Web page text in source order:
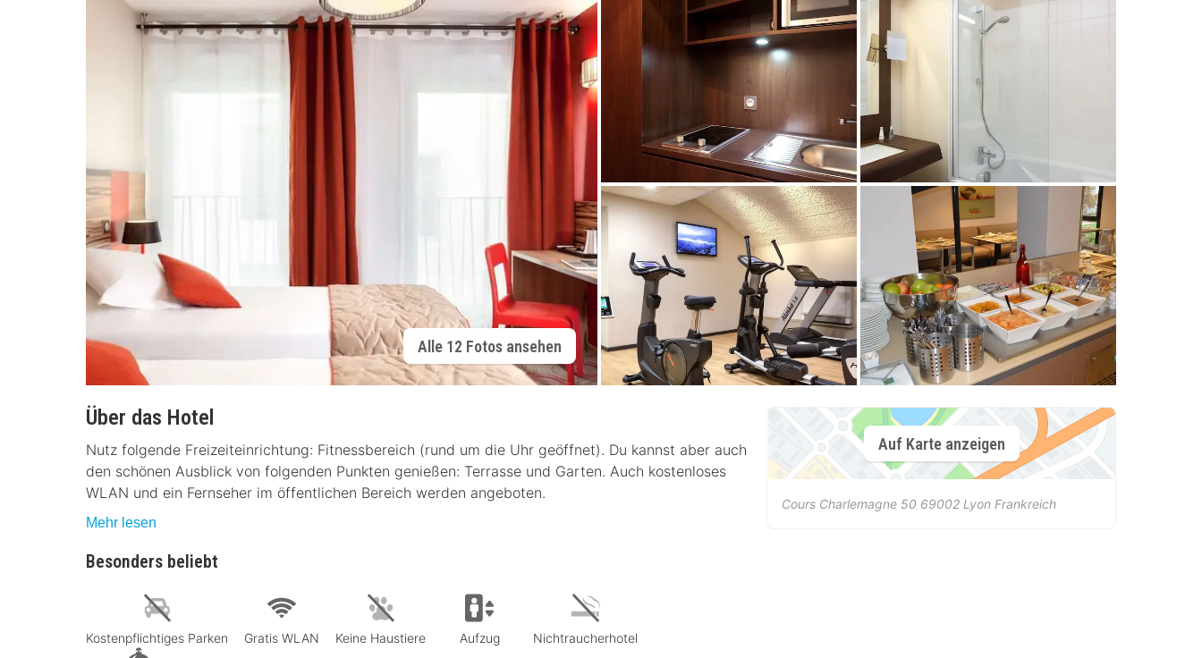
Alle 12 Fotos ansehen
Über das Hotel
Nutz folgende Freizeiteinrichtung: Fitnessbereich (rund um die Uhr geöffnet). Du kannst aber auch
den schönen Ausblick von folgenden Punkten genießen: Terrasse und Garten. Auch kostenloses
WLAN und ein Fernseher im öffentlichen Bereich werden angeboten.
Mehr lesen
Besonders beliebt
Kostenpflichtiges Parken Gratis WLAN Keine Haustiere Aufzug Nichtraucherhotel
Auf Karte anzeigen
Cours Charlemagne 50 69002 Lyon Frankreich